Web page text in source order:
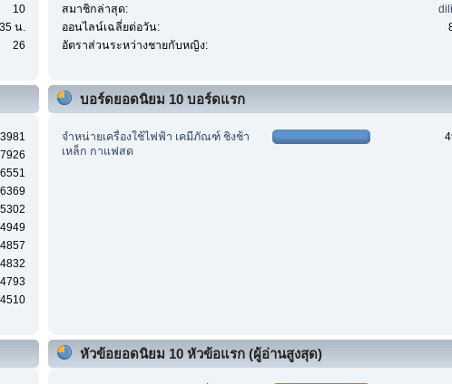
10
น.
26
สมาชิกล่าสุด:
ออนไลน์เฉลี่ยต่อวัน:
อัตราส่วนระหว่างชายกับหญิง:
7926
6551
6369
5302
4949
4857
4832
4793
4510
บอร์ดยอดนิยม 10 บอร์ดแรก
จำหน่ายเครื่องใช้ไฟฟ้า เคมีภัณฑ์ ชิงช้า
เหล็ก กาแฟสด
หัวข้อยอดนิยม 10 หัวข้อแรก (ผู้อ่านสูงสุด)